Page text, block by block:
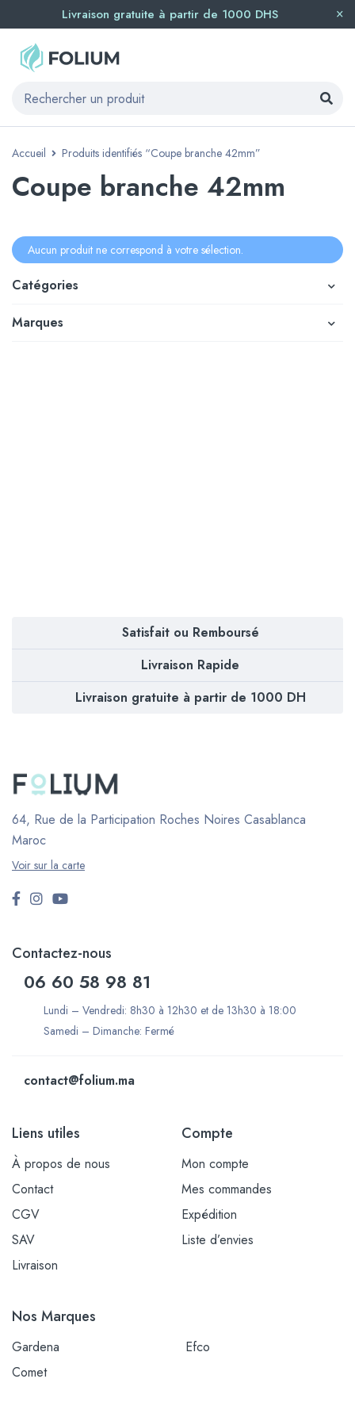
Livraison gratuite à partir de 1000 DHS
Accueil Produits identifiés “Coupe branche 42mm”
Coupe branche 42mm
Catégories
Marques
Aucun produit ne correspond à votre sélection.
Satisfait ou Remboursé
Livraison Rapide
Livraison gratuite à partir de 1000 DH
64, Rue de la Participation Roches Noires Casablanca
Maroc
Voir sur la carte
Contactez-nous
06 60 58 98 81
Lundi – Vendredi: 8h30 à 12h30 et de 13h30 à 18:00
Samedi – Dimanche: Fermé
contact@folium.ma
Liens utiles
À propos de nous
Contact
CGV
SAV
Livraison
Compte
Mon compte
Mes commandes
Expédition
Liste d’envies
Nos Marques
Gardena
Efco
Comet